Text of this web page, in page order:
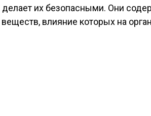
делает их безопасными. Они
влияние которых на